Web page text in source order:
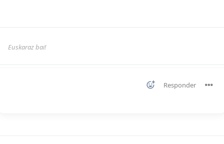
Euskaraz bai!
Responder